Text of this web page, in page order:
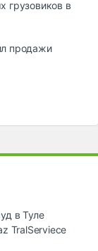
грузовиков в
продажи
в Туле
TralServiece